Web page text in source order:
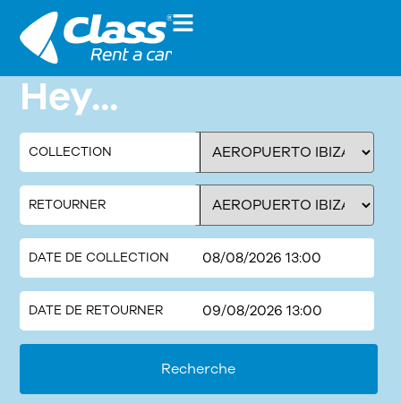
Hey...
COLLECTION
RETOURNER
DATE DE COLLECTION
DATE DE RETOURNER